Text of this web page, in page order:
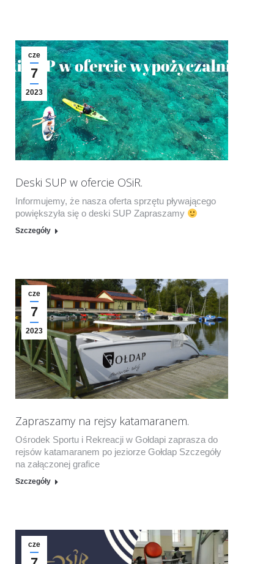
cze
7
2023
Deski SUP w ofercie OSiR.
Informujemy, że nasza oferta sprzętu pływającego
powiększyła się o deski SUP Zapraszamy
Szczegóły
cze
7
2023
Zapraszamy na rejsy katamaranem.
Ośrodek Sportu i Rekreacji w Gołdapi zaprasza do
rejsów katamaranem po jeziorze Gołdap Szczegóły
na załączonej grafice
Szczegóły
cze